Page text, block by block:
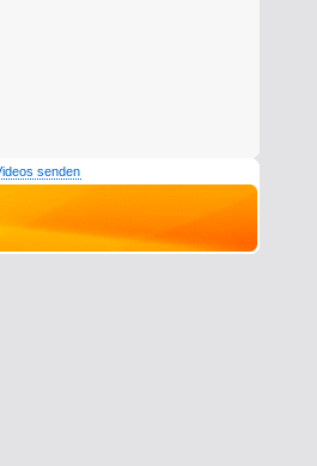
senden